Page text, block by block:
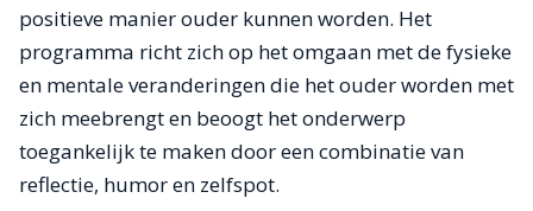
positieve manier ouder kunnen worden. Het
programma richt zich op het omgaan met de fysieke
en mentale veranderingen die het ouder worden met
zich meebrengt en beoogt het onderwerp
toegankelijk te maken door een combinatie van
reflectie, humor en zelfspot.